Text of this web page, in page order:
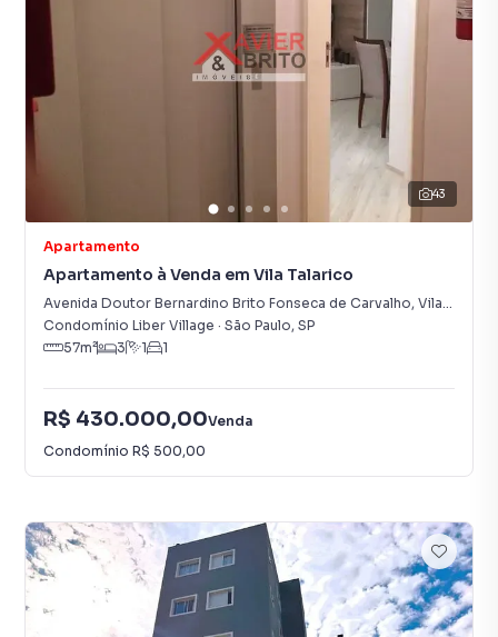
43
Apartamento
Apartamento à Venda em Vila Talarico
Avenida Doutor Bernardino Brito Fonseca de Carvalho, Vila Talarico
Condomínio Liber Village · São Paulo, SP
57m² 3 1 1
R$ 430.000,00Venda
Condomínio R$ 500,00